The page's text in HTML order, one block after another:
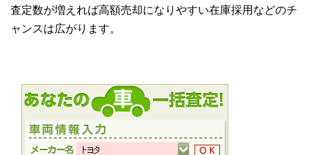
査定数が増えれば高額売却になりやすい在庫採用などのチ
ャンスは広がります。